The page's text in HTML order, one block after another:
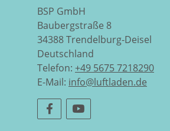
BSP GmbH
Baubergstraße 8
34388 Trendelburg-Deisel
Deutschland
Telefon: +49 5675 7218290
E-Mail: info@luftladen.de